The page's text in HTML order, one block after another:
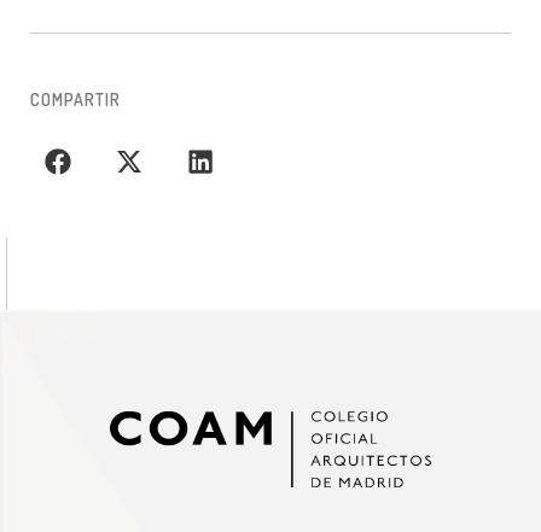
COMPARTIR